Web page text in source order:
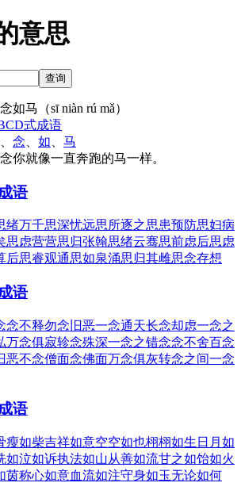
意思
查询
如马（sī niàn rú mǎ）
式成语
念 如
马
你就像一直奔跑的马一样。
语
绪万千思深忧远思所逐之思患预防思妇病
思虑营营思归张翰思绪云骞思前虑后思虑
后思睿观通思如泉涌思归其雌思念存想
语
念不释勿念旧恶一念通天长念却虑一念之
万念俱寂轸念殊深一念之错念念不舍百念
恶不念僧面念佛面万念俱灰转念之间一念
语
瘦如柴吉祥如意空空如也栩栩如生 日月如
如泣如诉执法如山从善如流甘之如饴如火
茵称心如意血流如注守身如玉无论如何